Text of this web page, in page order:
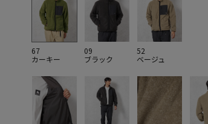
67
カーキー
09
ブラック
52
ベージュ